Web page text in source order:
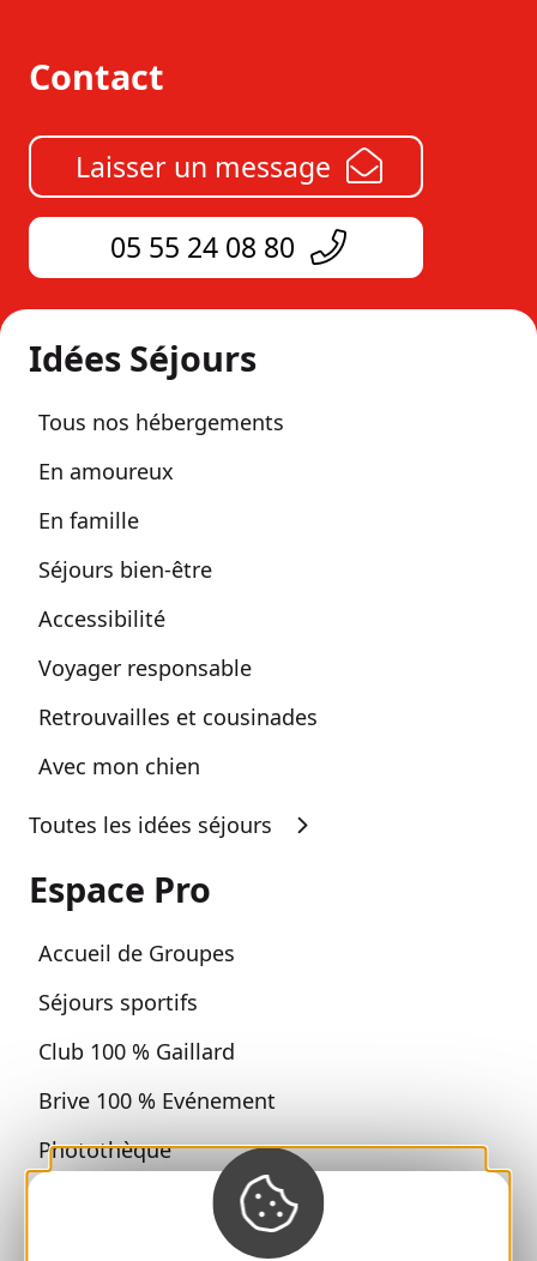
Contact
Laisser un message
05 55 24 08 80
Idées Séjours
Tous nos hébergements
En amoureux
En famille
Séjours bien-être
Accessibilité
Voyager responsable
Retrouvailles et cousinades
Avec mon chien
Toutes les idées séjours
Espace Pro
Accueil de Groupes
Séjours sportifs
Club 100 % Gaillard
Brive 100 % Evénement
Photothèque